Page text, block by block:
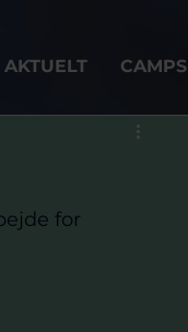
AKTUELT CAMPS
for